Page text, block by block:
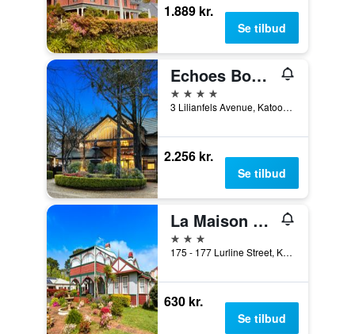
1.889 kr.
Se tilbud
Echoes Boutique Hotel and Restaurant
4 stjerner
3 Lilianfels Avenue, Katoomba, NSW, Australien
2.256 kr.
Se tilbud
La Maison Boutique
3 stjerner
175 - 177 Lurline Street, Katoomba, NSW, Australien
630 kr.
Se tilbud